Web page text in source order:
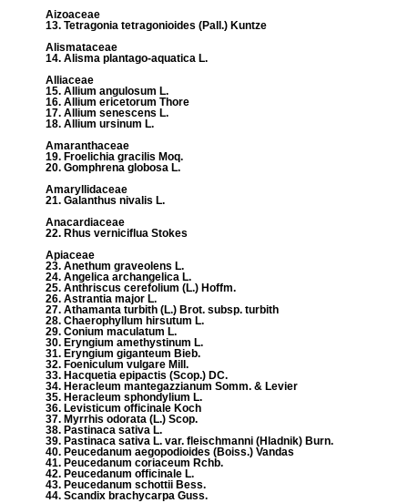
Aizoaceae
13. Tetragonia tetragonioides (Pall.) Kuntze
Alismataceae
14. Alisma plantago-aquatica L.
Alliaceae
15. Allium angulosum L.
16. Allium ericetorum Thore
17. Allium senescens L.
18. Allium ursinum L.
Amaranthaceae
19. Froelichia gracilis Moq.
20. Gomphrena globosa L.
Amaryllidaceae
21. Galanthus nivalis L.
Anacardiaceae
22. Rhus verniciflua Stokes
Apiaceae
23. Anethum graveolens L.
24. Angelica archangelica L.
25. Anthriscus cerefolium (L.) Hoffm.
26. Astrantia major L.
27. Athamanta turbith (L.) Brot. subsp. turbith
28. Chaerophyllum hirsutum L.
29. Conium maculatum L.
30. Eryngium amethystinum L.
31. Eryngium giganteum Bieb.
32. Foeniculum vulgare Mill.
33. Hacquetia epipactis (Scop.) DC.
34. Heracleum mantegazzianum Somm. & Levier
35. Heracleum sphondylium L.
36. Levisticum officinale Koch
37. Myrrhis odorata (L.) Scop.
38. Pastinaca sativa L.
39. Pastinaca sativa L. var. fleischmanni (Hladnik) Burn.
40. Peucedanum aegopodioides (Boiss.) Vandas
41. Peucedanum coriaceum Rchb.
42. Peucedanum officinale L.
43. Peucedanum schottii Bess.
44. Scandix brachycarpa Guss.